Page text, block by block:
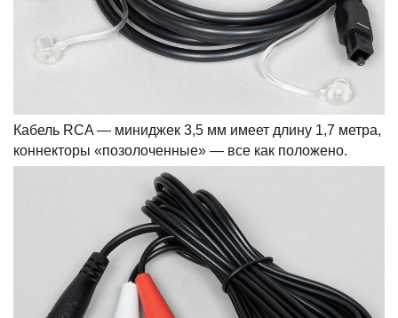
Кабель RCA — миниджек 3,5 мм имеет длину 1,7 метра,
коннекторы «позолоченные» — все как положено.